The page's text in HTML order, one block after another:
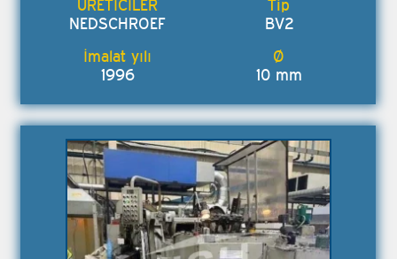
NEDSCHROEF BV2
1996 10 mm